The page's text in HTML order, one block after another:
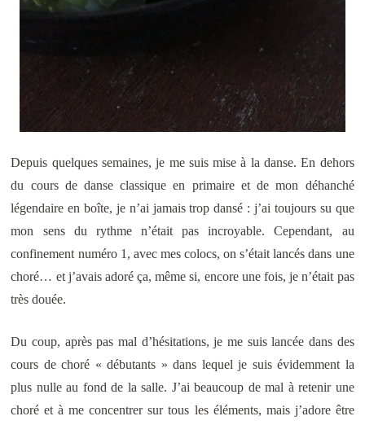
Depuis quelques semaines, je me suis mise à la danse. En dehors
du cours de danse classique en primaire et de mon déhanché
légendaire en boîte, je n’ai jamais trop dansé : j’ai toujours su que
mon sens du rythme n’était pas incroyable. Cependant, au
confinement numéro 1, avec mes colocs, on s’était lancés dans une
choré… et j’avais adoré ça, même si, encore une fois, je n’était pas
très douée.
Du coup, après pas mal d’hésitations, je me suis lancée dans des
cours de choré « débutants » dans lequel je suis évidemment la
plus nulle au fond de la salle. J’ai beaucoup de mal à retenir une
choré et à me concentrer sur tous les éléments, mais j’adore être